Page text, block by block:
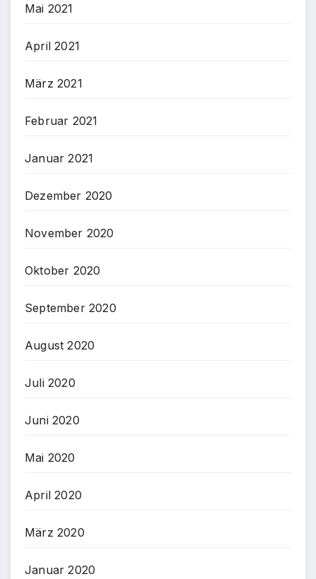
Mai 2021
April 2021
März 2021
Februar 2021
Januar 2021
Dezember 2020
November 2020
Oktober 2020
September 2020
August 2020
Juli 2020
Juni 2020
Mai 2020
April 2020
März 2020
Januar 2020